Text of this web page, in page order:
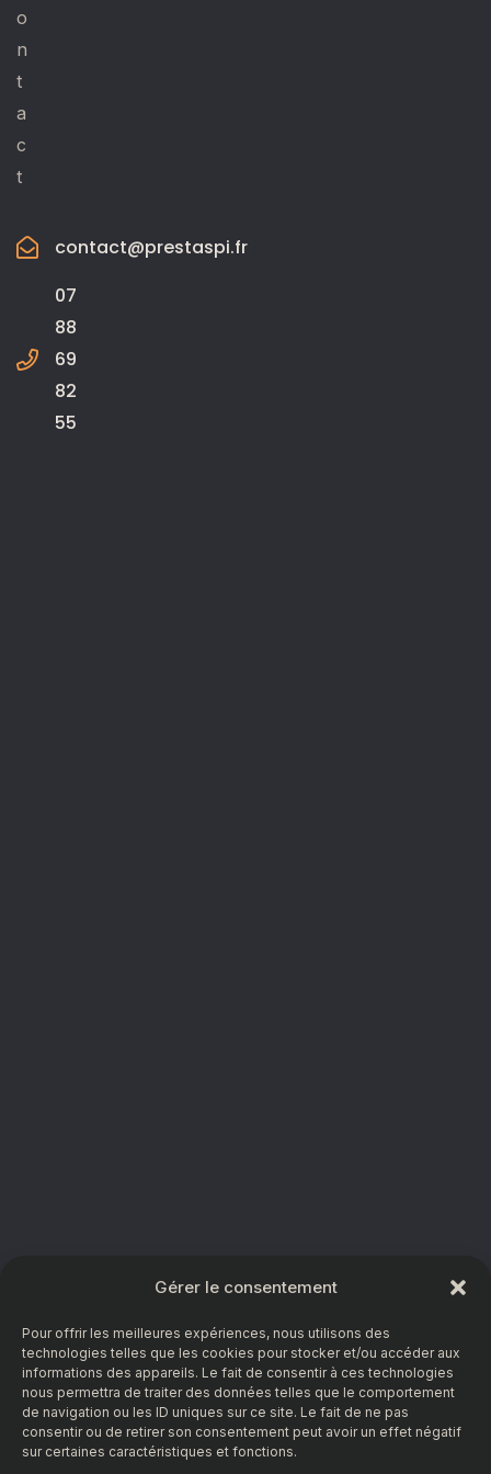
Gérer le consentement
Pour offrir les meilleures expériences, nous utilisons des
technologies telles que les cookies pour stocker et/ou accéder aux
informations des appareils. Le fait de consentir à ces technologies
nous permettra de traiter des données telles que le comportement
de navigation ou les ID uniques sur ce site. Le fait de ne pas
consentir ou de retirer son consentement peut avoir un effet négatif
sur certaines caractéristiques et fonctions.
o
n
t
a
c
t
contact@prestaspi.fr
07
88
69
82
55